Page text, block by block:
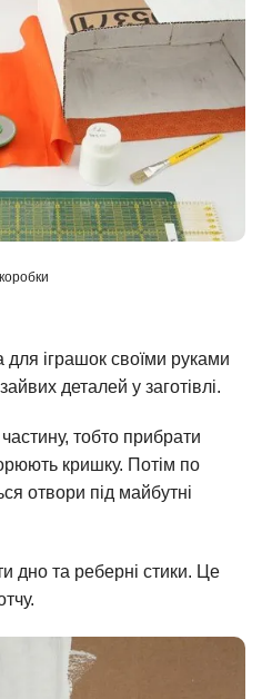
для іграшок своїми руками
деталей у заготівлі.
тобто прибрати
кришку. Потім по
отвори під майбутні
дно та реберні стики. Це